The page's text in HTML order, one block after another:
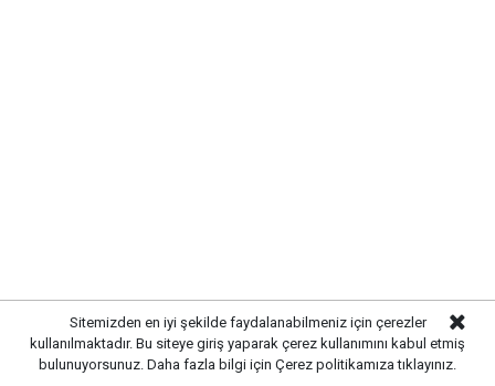
Sitemizden en iyi şekilde faydalanabilmeniz için çerezler
kullanılmaktadır. Bu siteye giriş yaparak çerez kullanımını kabul etmiş
bulunuyorsunuz. Daha fazla bilgi için Çerez politikamıza tıklayınız.